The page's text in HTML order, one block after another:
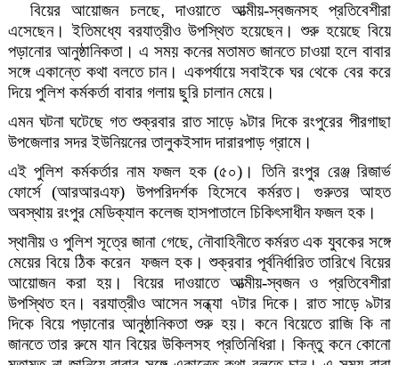
বিয়ের আয়োজন চলছে, দাওয়াতে আত্মীয়-স্বজনসহ প্রতিবেশীরা
এসেছেন। ইতিমধ্যে বরযাত্রীও উপস্থিত হয়েছেন। শুরু হয়েছে বিয়ে
পড়ানোর আনুষ্ঠানিকতা। এ সময় কনের মতামত জানতে চাওয়া হলে বাবার
সঙ্গে একান্তে কথা বলতে চান। একপর্যায়ে সবাইকে ঘর থেকে বের করে
দিয়ে পুলিশ কর্মকর্তা বাবার গলায় ছুরি চালান মেয়ে।
এমন ঘটনা ঘটেছে গত শুক্রবার রাত সাড়ে ৯টার দিকে রংপুরের পীরগাছা
উপজেলার সদর ইউনিয়নের তালুকইসাদ দারারপাড় গ্রামে।
এই পুলিশ কর্মকর্তার নাম ফজল হক(৫০) । তিনি রংপুর রেঞ্জ রিজার্ভ
ফোর্সে(আরআরএফ) উপপরিদর্শক হিসেবে কর্মরত। গুরুতর আহত
অবস্থায় রংপুর মেডিক্যাল কলেজ হাসপাতালে চিকিৎসাধীন ফজল হক।
স্থানীয় ও পুলিশ সূত্রে জানা গেছে, নৌবাহিনীতে কর্মরত এক যুবকের সঙ্গে
মেয়ের বিয়ে ঠিক করেন ফজল হক। শুক্রবার পূর্বনির্ধারিত তারিখে বিয়ের
আয়োজন করা হয়। বিয়ের দাওয়াতে আত্মীয়-স্বজন ও প্রতিবেশীরা
উপস্থিত হন। বরযাত্রীও আসেন সন্ধ্যা ৭টার দিকে। রাত সাড়ে ৯টার
দিকে বিয়ে পড়ানোর আনুষ্ঠানিকতা শুরু হয়। কনে বিয়েতে রাজি কি না
জানতে তার রুমে যান বিয়ের উকিলসহ প্রতিনিধিরা। কিন্তু কনে কোনো